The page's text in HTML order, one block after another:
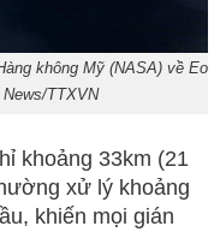
không Mỹ (NASA) về Eo
TTXVN
khoảng 33km (21
xử lý khoảng
khiến mọi gián